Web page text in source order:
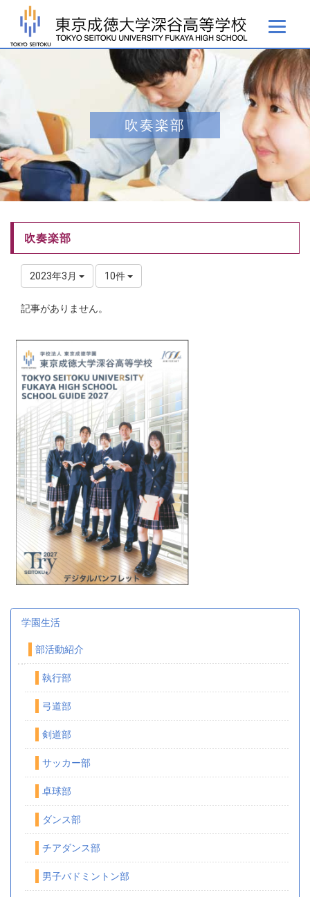
吹奏楽部
吹奏楽部
2023年3月 10件
記事がありません。
学園生活
部活動紹介
執行部
弓道部
剣道部
サッカー部
卓球部
ダンス部
チアダンス部
男子バドミントン部